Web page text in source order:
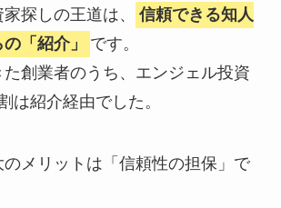
探しの王道は、
信頼できる知人
「紹介」
です。
創業者のうち、エンジェル投資
は紹介経由でした。
のメリットは「信頼性の担保」で